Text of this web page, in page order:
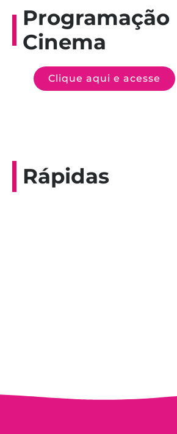
Programação
Cinema
Clique aqui e acesse
Rápidas